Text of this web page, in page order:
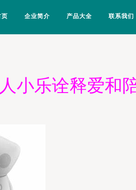
页 企业简介 产品大全 联系我们
小乐诠释爱和